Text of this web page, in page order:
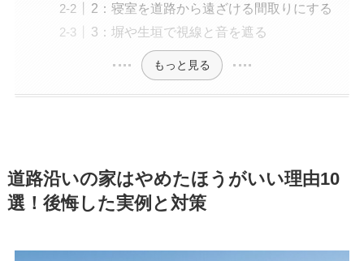
2：寝室を道路から遠ざける間取りにする
3：塀や生垣で視線と音を遮る
もっと見る
道路沿いの家はやめたほうがいい理由10
選！後悔した実例と対策